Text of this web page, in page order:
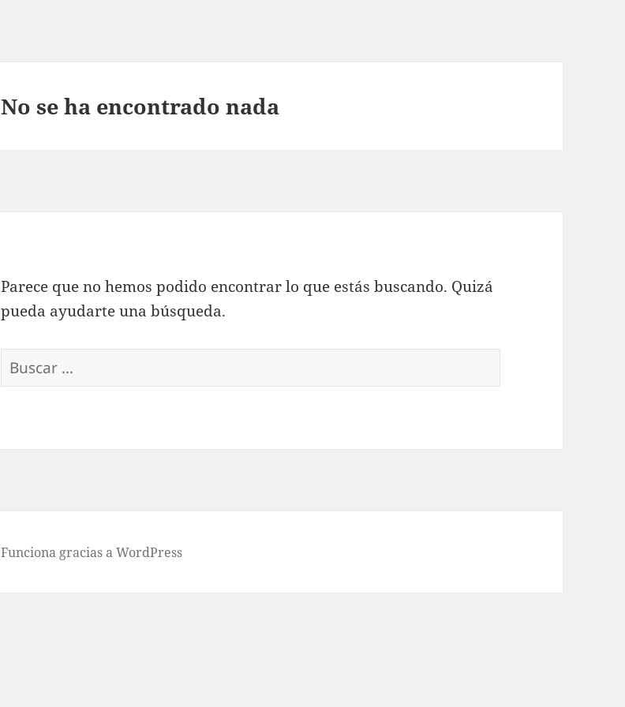
No se ha encontrado nada
Parece que no hemos podido encontrar lo que estás buscando. Quizá
pueda ayudarte una búsqueda.
Buscar:
Funciona gracias a WordPress